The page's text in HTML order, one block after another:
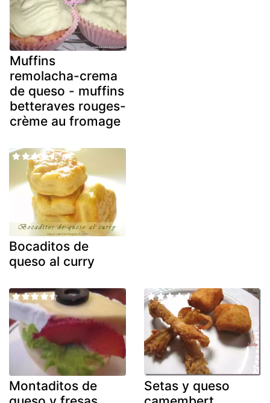
Muffins
remolacha-crema
de queso - muffins
betteraves rouges-
crème au fromage
Bocaditos de
queso al curry
Montaditos de
Setas y queso